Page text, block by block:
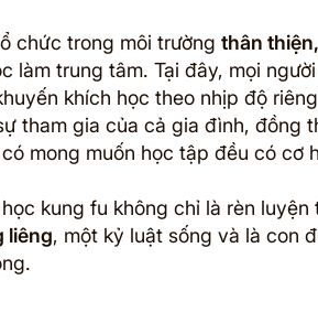
chức trong môi trường thân
làm trung tâm. Tại đây, mọi
khích học theo nhịp độ
tham gia của cả gia đình, đồng
mong muốn học tập đều có cơ
kung fu không chỉ là rèn
liêng, một kỷ luật sống và là con